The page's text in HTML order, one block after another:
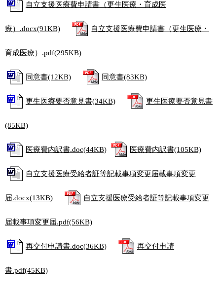
自立支援医療費申請書（更生医療・育成医
療）.docx(91KB) 自立支援医療費申請書（更生医療・
育成医療）.pdf(295KB)
同意書(12KB) 同意書(83KB)
更生医療要否意見書(34KB) 更生医療要否意見書
(85KB)
医療費内訳書.doc(44KB) 医療費内訳書(105KB)
自立支援医療受給者証等記載事項変更届載事項変更
届.docx(13KB) 自立支援医療受給者証等記載事項変更
届載事項変更届.pdf(56KB)
再交付申請書.doc(36KB) 再交付申請
書.pdf(45KB)